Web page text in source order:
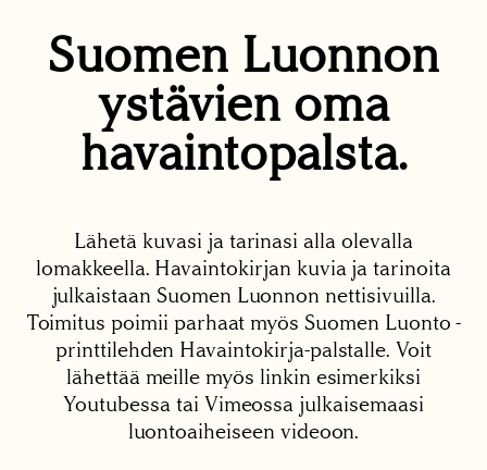
Suomen Luonnon
ystävien oma
havaintopalsta.
Lähetä kuvasi ja tarinasi alla olevalla
lomakkeella. Havaintokirjan kuvia ja tarinoita
julkaistaan Suomen Luonnon nettisivuilla.
Toimitus poimii parhaat myös Suomen Luonto -
printtilehden Havaintokirja-palstalle. Voit
lähettää meille myös linkin esimerkiksi
Youtubessa tai Vimeossa julkaisemaasi
luontoaiheiseen videoon.